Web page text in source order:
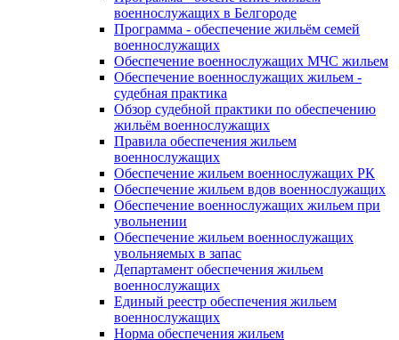
военнослужащих в Белгороде
Программа - обеспечение жильём семей
военнослужащих
Обеспечение военнослужащих МЧС жильем
Обеспечение военнослужащих жильем -
судебная практика
Обзор судебной практики по обеспечению
жильём военнослужащих
Правила обеспечения жильем
военнослужащих
Обеспечение жильем военнослужащих РК
Обеспечение жильем вдов военнослужащих
Обеспечение военнослужащих жильем при
увольнении
Обеспечение жильем военнослужащих
увольняемых в запас
Департамент обеспечения жильем
военнослужащих
Единый реестр обеспечения жильем
военнослужащих
Норма обеспечения жильем